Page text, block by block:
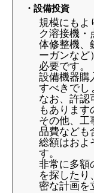
・設備投資
規模にもよ
ク溶接機・
体修整機、
ーガンなど
必要です。
設備機器購
すべきでし
なお、許認
もあります
その他、工
品費なども
総額はおよ
す。
非常に多額
を探したり
密な計画を